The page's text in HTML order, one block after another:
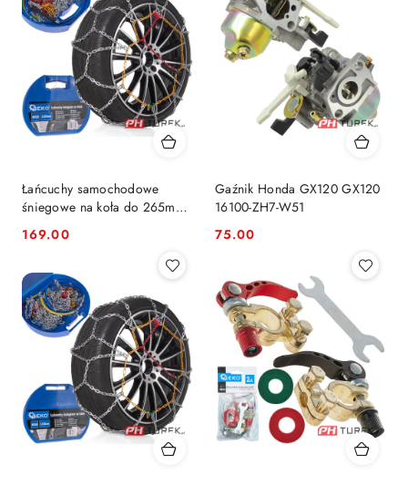
Łańcuchy samochodowe
śniegowe na koła do 265mm
KN120 3.5/12mm
Cena:
169.00
Gaźnik Honda GX120 GX120
16100-ZH7-W51
Cena:
75.00